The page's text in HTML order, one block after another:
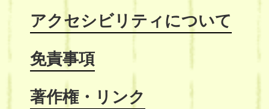
アクセシビリティについて
免責事項
著作権・リンク